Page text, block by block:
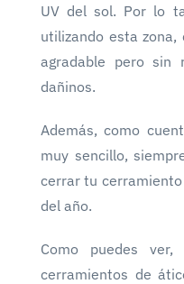
UV del sol. Por lo
utilizando esta
agradable pero sin
dañinos.
Además, como
muy sencillo,
cerrar tu
del año.
Como puedes
cerramientos de